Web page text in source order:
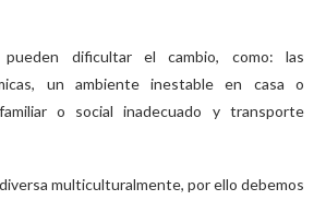
dificultar el cambio, como: las
un ambiente inestable en casa o
o social inadecuado y transporte
multiculturalmente, por ello debemos